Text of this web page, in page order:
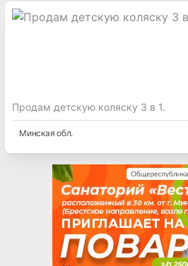
Продам детскую коляску 3 в 1.
Минская обл.